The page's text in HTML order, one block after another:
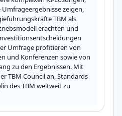
zeigen,
TBM als
erachten und
Umfrage profitieren von
und Konferenzen sowie von
zu den Ergebnissen. Mit
TBM Council an, Standards
des TBM weltweit zu